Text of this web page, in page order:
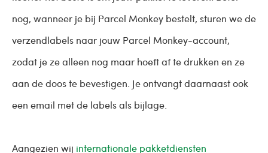
nog, wanneer je bij Parcel Monkey bestelt, sturen we de
verzendlabels naar jouw Parcel Monkey-account,
zodat je ze alleen nog maar hoeft af te drukken en ze
aan de doos te bevestigen. Je ontvangt daarnaast ook
een email met de labels als bijlage.
Aangezien wij internationale pakketdiensten